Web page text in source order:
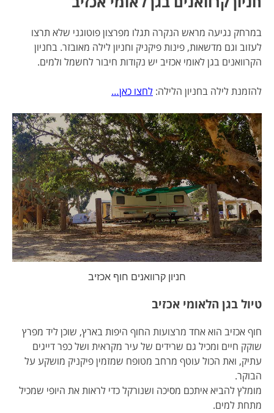
במרחק נגיעה מראש הנקרה תגלו מפרצון פוטוגני שלא תרצו
לעזוב וגם מדשאות, פינות פיקניק וחניון לילה מאובזר. בחניון
הקרוואנים בגן לאומי אכזיב יש נקודות חיבור לחשמל ולמים.
להזמנת לילה בחניון הלילה: לחצו כאן…
חניון קרוואנים חוף אכזיב
טיול בגן הלאומי אכזיב
חוף אכזיב הוא אחד מרצועות החוף היפות בארץ, שוכן ליד מפרץ
שוקק חיים ומכיל גם שרידים של עיר מקראית ושל כפר דייגים
עתיק, ואת הכול עוטף מרחב מטופח שמזמין פיקניק מושקע על
הבוקר.
מומלץ להביא איתכם מסיכה ושנורקל כדי לראות את היופי שמכיל
מתחת למים.